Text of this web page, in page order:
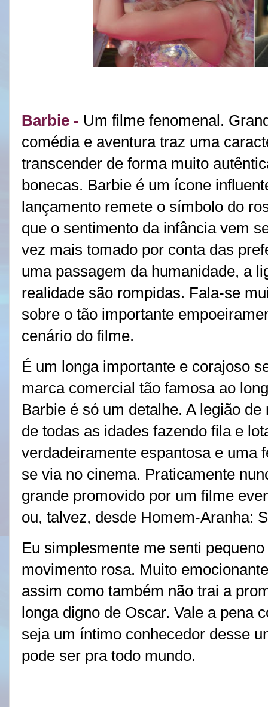
Barbie - Um filme fenomenal.
comédia e aventura traz uma
transcender de forma muito
bonecas. Barbie é um ícone
lançamento remete o símbolo do
que o sentimento da infância vem
vez mais tomado por conta das
uma passagem da humanidade, a
realidade são rompidas. Fala-se
sobre o tão importante
cenário do filme.
É um longa importante e corajoso
marca comercial tão famosa ao
Barbie é só um detalhe. A legião
de todas as idades fazendo fila e
verdadeiramente espantosa e uma
se via no cinema. Praticamente
grande promovido por um filme
ou, talvez, desde Homem-Aranha:
Eu simplesmente me senti
movimento rosa. Muito
assim como também não trai a
longa digno de Oscar. Vale a pena
seja um íntimo conhecedor desse
pode ser pra todo mundo.